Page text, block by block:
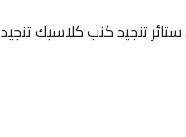
تنجيد كنب كلاسيك تنجيد